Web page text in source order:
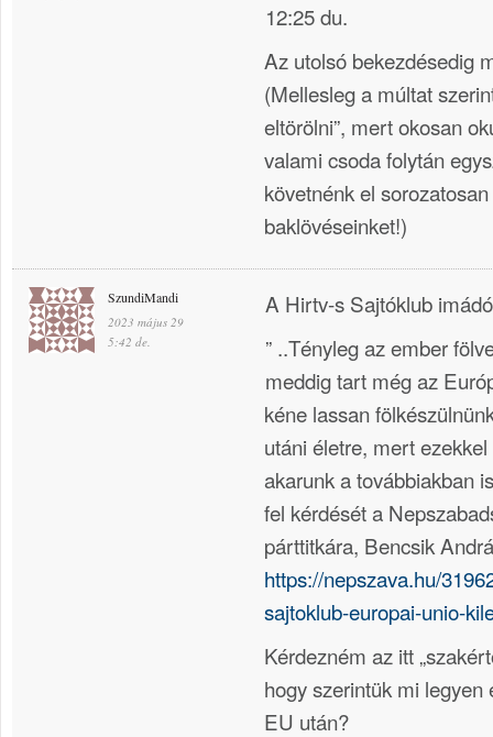
12:25 du.
Az utolsó bekezdésedig
(Mellesleg a múltat
eltörölni”, mert okosan
valami csoda folytán
követnénk el
baklövéseinket!)
SzundiMandi
2023 május 29
5:42 de.
A Hirtv-s Sajtóklub
” ..Tényleg az ember
meddig tart még az
kéne lassan
utáni életre, mert
akarunk a továbbiakban
fel kérdését a
párttitkára, Bencsik
https://nepszava.hu/
sajtoklub-europai-unio-
Kérdezném az itt
hogy szerintük mi legyen
EU után?